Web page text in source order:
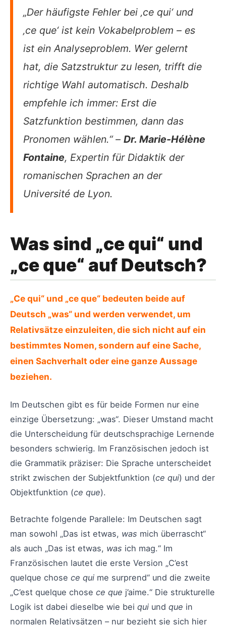
„Der häufigste Fehler bei ‚ce qui‘ und
‚ce que‘ ist kein Vokabelproblem – es
ist ein Analyseproblem. Wer gelernt
hat, die Satzstruktur zu lesen, trifft die
richtige Wahl automatisch. Deshalb
empfehle ich immer: Erst die
Satzfunktion bestimmen, dann das
Pronomen wählen.“ – Dr. Marie-Hélène
Fontaine, Expertin für Didaktik der
romanischen Sprachen an der
Université de Lyon.
Was sind „ce qui“ und
„ce que“ auf Deutsch?
„Ce qui“ und „ce que“ bedeuten beide auf
Deutsch „was“ und werden verwendet, um
Relativsätze einzuleiten, die sich nicht auf ein
bestimmtes Nomen, sondern auf eine Sache,
einen Sachverhalt oder eine ganze Aussage
beziehen.
Im Deutschen gibt es für beide Formen nur eine
einzige Übersetzung: „was“. Dieser Umstand macht
die Unterscheidung für deutschsprachige Lernende
besonders schwierig. Im Französischen jedoch ist
die Grammatik präziser: Die Sprache unterscheidet
strikt zwischen der Subjektfunktion (ce qui) und der
Objektfunktion (ce que).
Betrachte folgende Parallele: Im Deutschen sagt
man sowohl „Das ist etwas, was mich überrascht“
als auch „Das ist etwas, was ich mag.“ Im
Französischen lautet die erste Version „C’est
quelque chose ce qui me surprend“ und die zweite
„C’est quelque chose ce que j’aime.“ Die strukturelle
Logik ist dabei dieselbe wie bei qui und que in
normalen Relativsätzen – nur bezieht sie sich hier